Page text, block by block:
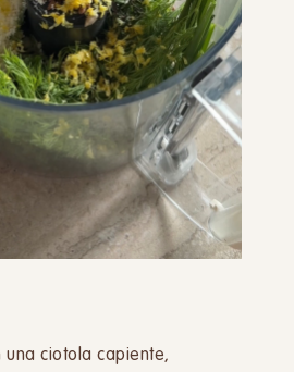
una ciotola capiente,